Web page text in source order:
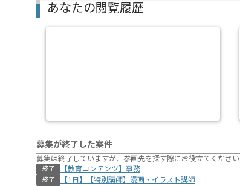
あなたの閲覧履歴
募集が終了した案件
募集は終了していますが、参画先を探す際にお役立てください
終了 【教育コンテンツ】事務
終了 【1日】【特別講師】漫画・イラスト講師